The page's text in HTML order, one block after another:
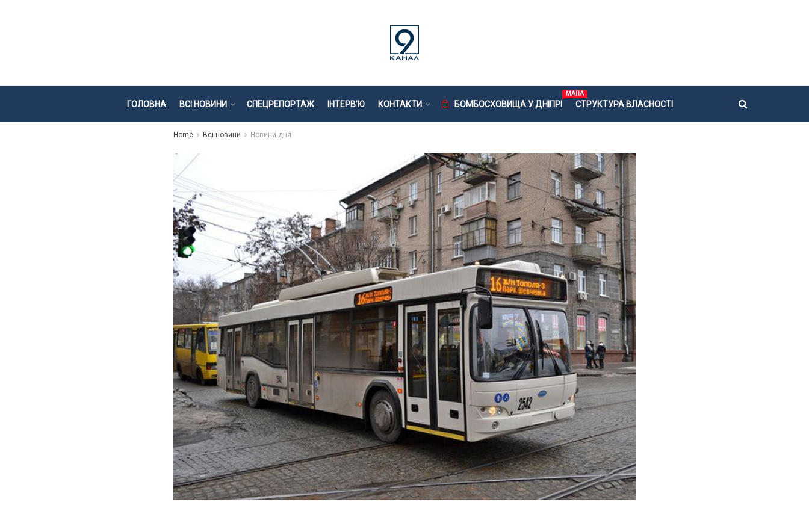
ГОЛОВНА ВСІ НОВИНИ СПЕЦРЕПОРТАЖ ІНТЕРВ’Ю КОНТАКТИ БОМБОСХОВИЩА У ДНІПРІ
МАПА
СТРУКТУРА ВЛАСНОСТІ
Home Всі новини Новини дня